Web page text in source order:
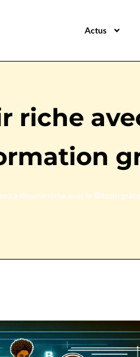
Actus
riche
à devenir riche avec le Bitcoin